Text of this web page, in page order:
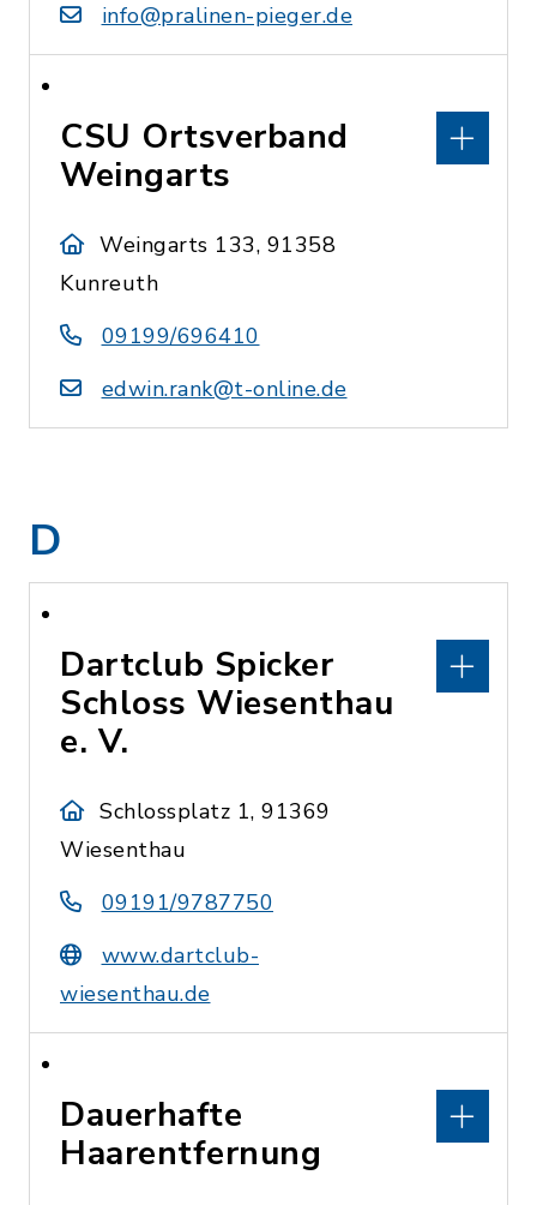
info@pralinen-pieger.de
CSU Ortsverband
Weingarts
Weingarts 133, 91358
Kunreuth
09199/696410
edwin.rank@t-online.de
D
Dartclub Spicker
Schloss Wiesenthau
e. V.
Schlossplatz 1, 91369
Wiesenthau
09191/9787750
www.dartclub-
wiesenthau.de
Dauerhafte
Haarentfernung